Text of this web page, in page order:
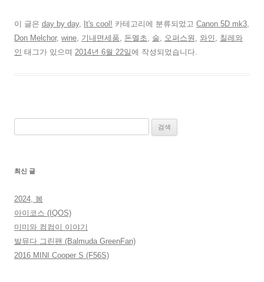
이 글은 day by day, It's cool! 카테고리에 분류되었고 Canon 5D mk3
Don Melchor, wine 기내면세품 돈멜초 술 오퍼스원 와인
칠레와
인 태그가 있으며 2014년 6월 22일에 작성되었습니다.
최신 글
2024, 봄
아이코스 (IQOS)
미미와 컴컴이 이야기
발뮤다 그린팬 (Balmuda GreenFan)
2016 MINI Cooper S (F56S)